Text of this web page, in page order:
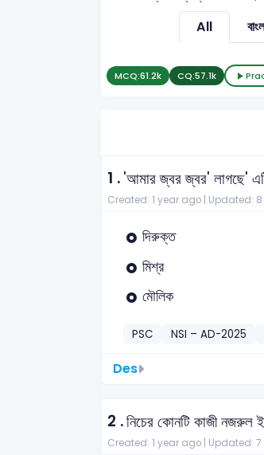
All
MCQ:61.2k CQ:57.1k
1 .'আমার জ্বর জ্বর' লাগছে'
Created: 1 year ago | Updated:
দিরুক্ত
মিশ্র
মৌলিক
PSC NSI – AD-2025
Des
2 .নিচের কোনটি কাজী নজরুল
Created: 1 year ago | Updated: